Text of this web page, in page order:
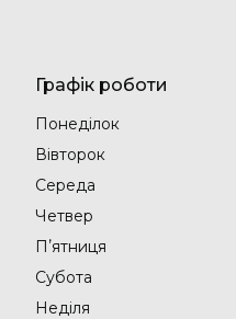
Графік роботи
Понеділок
Вівторок
Середа
Четвер
Пʼятниця
Субота
Неділя